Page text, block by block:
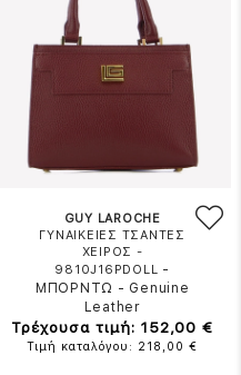
GUY LAROCHE
ΓΥΝΑΙΚΕΙΕΣ ΤΣΑΝΤΕΣ
ΧΕΙΡΟΣ -
9810J16PDOLL -
ΜΠΟΡΝΤΩ - Genuine
Leather
Τρέχουσα τιμή: 152,00 €
Τιμή καταλόγου: 218,00 €